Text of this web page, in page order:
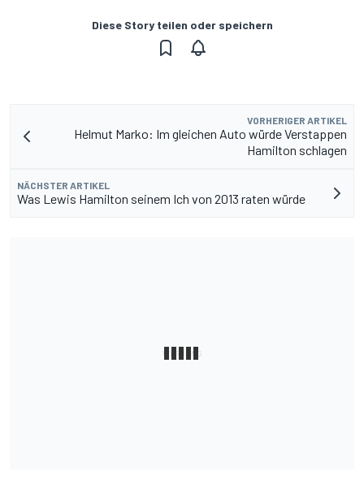
Diese Story teilen oder speichern
VORHERIGER ARTIKEL
Helmut Marko: Im gleichen Auto würde Verstappen
Hamilton schlagen
NÄCHSTER ARTIKEL
Was Lewis Hamilton seinem Ich von 2013 raten würde